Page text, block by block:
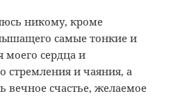
никому, кроме
самые тонкие и
моего сердца и
стремления и чаяния, а
вечное счастье, желаемое